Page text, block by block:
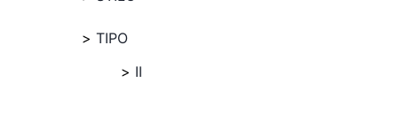
TIPO
II